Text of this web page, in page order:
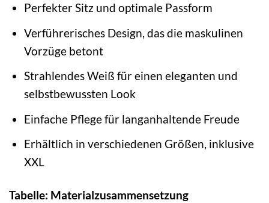
Perfekter Sitz und optimale Passform
Verführerisches Design, das die maskulinen
Vorzüge betont
Strahlendes Weiß für einen eleganten und
selbstbewussten Look
Einfache Pflege für langanhaltende Freude
Erhältlich in verschiedenen Größen, inklusive
XXL
Tabelle: Materialzusammensetzung